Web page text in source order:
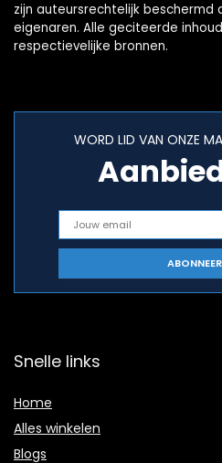
zijn auteursrechtelijk beschermd
eigenaren. Alle geciteerde
respectievelijke bronnen.
WORD LID VAN ONZE
Snelle links
Home
Alles winkelen
Blogs